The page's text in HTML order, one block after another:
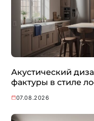
Акустический
фактуры в стиле
07.08.2026